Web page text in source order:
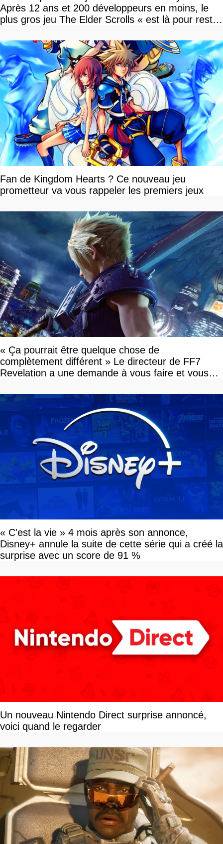
Après 12 ans et 200 développeurs en moins, le
plus gros jeu The Elder Scrolls « est là pour rester
Fan de Kingdom Hearts ? Ce nouveau jeu
prometteur va vous rappeler les premiers jeux
« Ça pourrait être quelque chose de
complètement différent » Le directeur de FF7
Revelation a une demande à vous faire et vous
« C'est la vie » 4 mois après son annonce,
Disney+ annule la suite de cette série qui a créé la
surprise avec un score de 91 %
Un nouveau Nintendo Direct surprise annoncé,
voici quand le regarder